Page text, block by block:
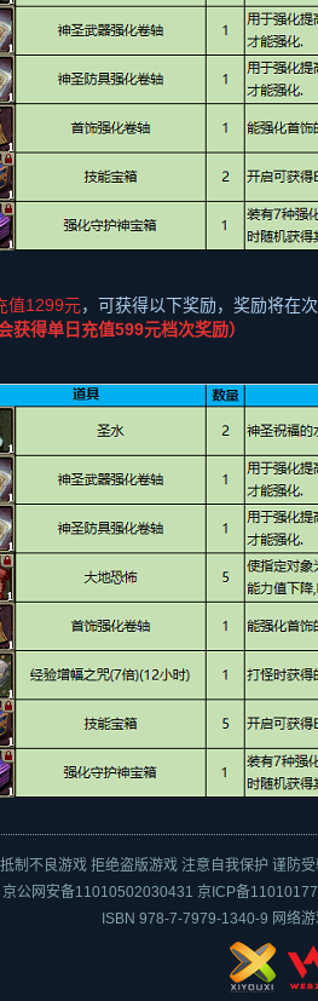
值1299元，可获得以下奖励，奖励将在
获得单日充值599元档次奖励）
制不良游戏 拒绝盗版游戏 注意自我保护 谨防
京公网安备11010502030431 京ICP备
ISBN 978-7-7979-1340-9 网络